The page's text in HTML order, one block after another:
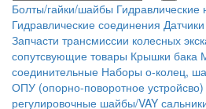
Болты/гайки/шайбы Гидравлические
Гидравлические соединения Датчики
Запчасти трансмиссии колесных
сопутсвующие товары Крышки бака
соединительные Наборы о-колец,
ОПУ (опорно-поворотное устройсво)
регулировочные шайбы/VAY